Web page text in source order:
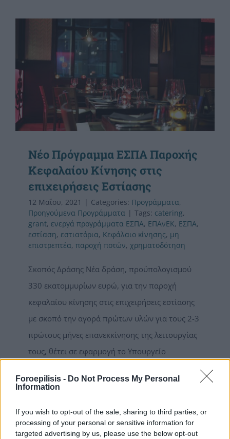
Foroepilisis - Do Not Process My Personal
Information
If you wish to opt-out of the sale, sharing to third parties, or
processing of your personal or sensitive information for
targeted advertising by us, please use the below opt-out
Nέο Πρόγραμμα ΕΣΠΑ Παροχής
Κεφαλαίου Κίνησης στις
επιχειρήσεις Εστίασης
12 Μαΐου, 2021 | Categories: Προγράμματα,
Προηγούμενα Προγράμματα | Tags: catering,
grant, ενεργά προγράμματα ΕΣΠΑ, ΕΠΑνΕΚ, ΕΣΠΑ,
εστίαση, εστιατόρια, Κεφάλαιο κίνησης, μη
επιστρεπτέα, παροχή ποτών, χρηματοδότηση
Σκοπός Δράσης Νέα δράση, προϋπολογισμού
330 εκατομμυρίων ευρώ, για την παροχή
κεφαλαίου κίνησης στις επιχειρήσεις εστίασης
με σκοπό την αγορά πρώτων υλών για τους 2-3
πρώτους μήνες επανεκκίνησης της λειτουργίας
τους, θέτει σε εφαρμογή το Υπουργείο
δράση χρηματοδοτείται μέσω του
«Ανταγωνιστικότητα - Επιχειρηματικότητα -
Καινοτομία 2021-2027» (ΕΠΑνΕΚ) και αφορά